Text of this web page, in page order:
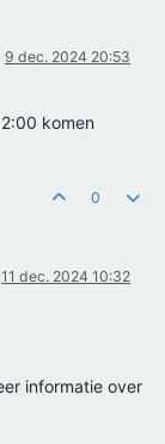
9 dec. 2024 20:53
komen
0
11 dec. 2024 10:32
informatie over